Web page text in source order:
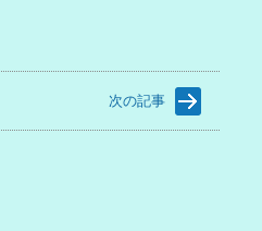
次の記事